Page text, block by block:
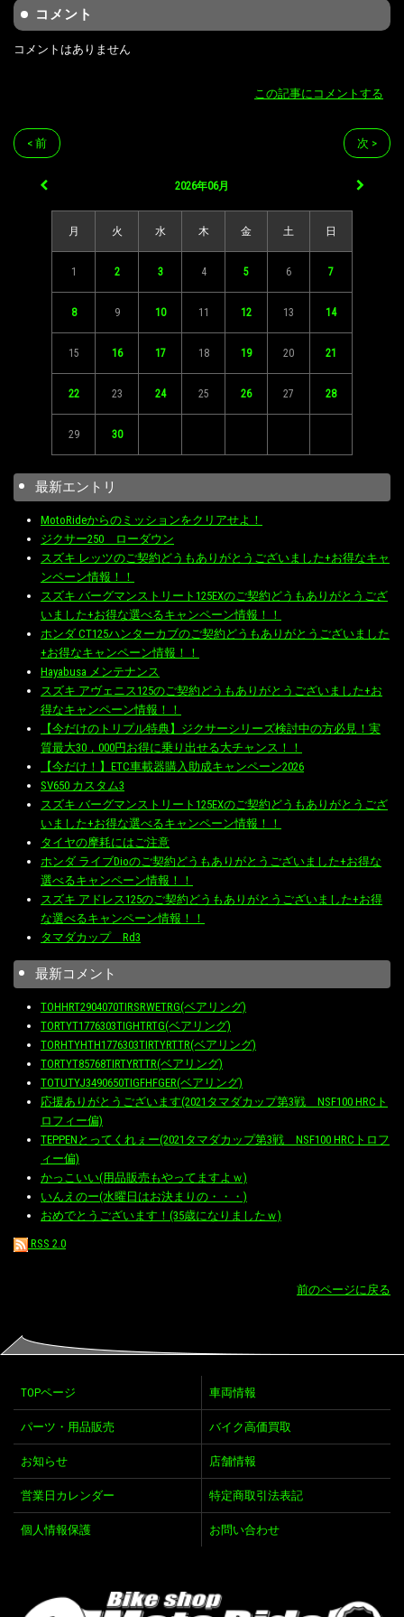
コメント
コメントはありません
この記事にコメントする
< 前 次 >
2026年06月
月 火 水 木 金 土 日
1 2 3 4 5 6 7
8 9 10 11 12 13 14
15 16 17 18 19 20 21
22 23 24 25 26 27 28
29 30
最新エントリ
MotoRideからのミッションをクリアせよ！
ジクサー250 ローダウン
スズキ レッツのご契約どうもありがとうございました+お得なキャ
ンペーン情報！！
スズキ バーグマンストリート125EXのご契約どうもありがとうござ
いました+お得な選べるキャンペーン情報！！
ホンダ CT125ハンターカブのご契約どうもありがとうございました
+お得なキャンペーン情報！！
Hayabusa メンテナンス
スズキ アヴェニス125のご契約どうもありがとうございました+お
得なキャンペーン情報！！
【今だけのトリプル特典】ジクサーシリーズ検討中の方必見！実
質最大30，000円お得に乗り出せる大チャンス！！
【今だけ！】ETC車載器購入助成キャンペーン2026
SV650 カスタム3
スズキ バーグマンストリート125EXのご契約どうもありがとうござ
いました+お得な選べるキャンペーン情報！！
タイヤの摩耗にはご注意
ホンダ ライブDioのご契約どうもありがとうございました+お得な
選べるキャンペーン情報！！
スズキ アドレス125のご契約どうもありがとうございました+お得
な選べるキャンペーン情報！！
タマダカップ Rd3
最新コメント
TOHHRT2904070TIRSRWETRG(ベアリング)
TORTYT1776303TIGHTRTG(ベアリング)
TORHTYHTH1776303TIRTYRTTR(ベアリング)
TORTYT85768TIRTYRTTR(ベアリング)
TOTUTYJ3490650TIGFHFGER(ベアリング)
応援ありがとうございます(2021タマダカップ第3戦 NSF100 HRCト
ロフィー偏)
TEPPENとってくれぇー(2021タマダカップ第3戦 NSF100 HRCトロフ
ィー偏)
かっこいい(用品販売もやってますよｗ)
いんえのー(水曜日はお決まりの・・・)
おめでとうございます！(35歳になりましたｗ)
RSS 2.0
前のページに戻る
TOPページ 車両情報
パーツ・用品販売 バイク高価買取
お知らせ 店舗情報
営業日カレンダー 特定商取引法表記
個人情報保護 お問い合わせ